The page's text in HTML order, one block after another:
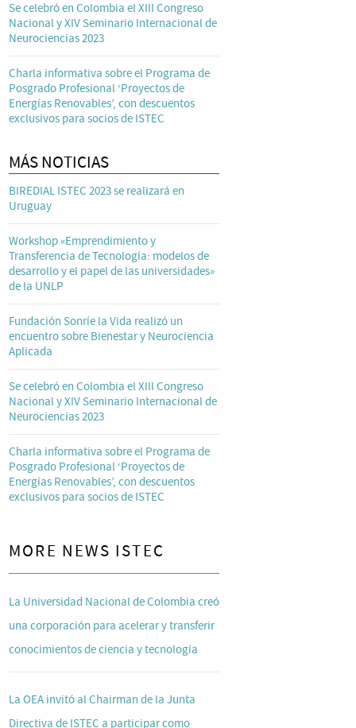
Se celebró en Colombia el XIII Congreso
Nacional y XIV Seminario Internacional de
Neurociencias 2023
Charla informativa sobre el Programa de
Posgrado Profesional ‘Proyectos de
Energías Renovables’, con descuentos
exclusivos para socios de ISTEC
MÁS NOTICIAS
BIREDIAL ISTEC 2023 se realizará en
Uruguay
Workshop «Emprendimiento y
Transferencia de Tecnología: modelos de
desarrollo y el papel de las universidades»
de la UNLP
Fundación Sonríe la Vida realizó un
encuentro sobre Bienestar y Neurociencia
Aplicada
Se celebró en Colombia el XIII Congreso
Nacional y XIV Seminario Internacional de
Neurociencias 2023
Charla informativa sobre el Programa de
Posgrado Profesional ‘Proyectos de
Energías Renovables’, con descuentos
exclusivos para socios de ISTEC
MORE NEWS ISTEC
La Universidad Nacional de Colombia creó
una corporación para acelerar y transferir
conocimientos de ciencia y tecnología
La OEA invitó al Chairman de la Junta
Directiva de ISTEC a participar como